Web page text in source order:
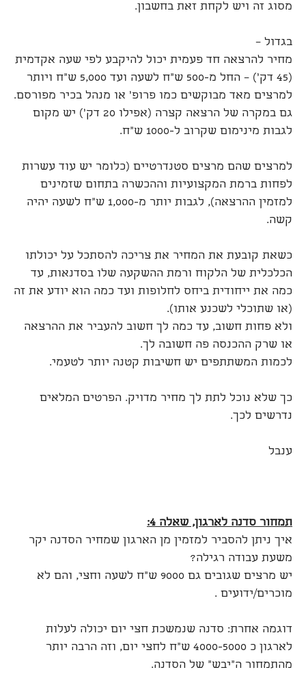
מסוג זה ויש לקחת זאת בחשבון.
בגדול –
מחיר להרצאה חד פעמית יכול להיקבע לפי שעה אקדמית
(45 דק') – החל מ-500 ש"ח לשעה ועד 5,000 ש"ח ויותר
למרצים מאד מבוקשים כמו פרופ' או מנהל בכיר מפורסם.
גם במקרה של הרצאה קצרה (אפילו 20 דק') יש מקום
לגבות מינימום שקרוב ל-1000 ש"ח.
למרצים שהם מרצים סטנדרטיים (כלומר יש עוד עשרות
לפחות ברמת המקצועיות וההכשרה בתחום שזמינים
למזמין ההרצאה), לגבות יותר מ-1,000 ש"ח לשעה יהיה
קשה.
כשאת קובעת את המחיר את צריכה להסתכל על יכולתו
הכלכלית של הלקוח ורמת ההשקעה שלו בסדנאות, עד
כמה את ייחודית ביחס לחלופות ועד כמה הוא יודע את זה
(או שתוכלי לשכנע אותו).
ולא פחות חשוב, עד כמה לך חשוב להעביר את ההרצאה
או שרק ההכנסה פה חשובה לך.
לכמות המשתתפים יש חשיבות קטנה יותר לטעמי.
כך שלא נוכל לתת לך מחיר מדויק. הפרטים המלאים
נדרשים לכך.
ענבל
תמחור סדנה לארגון, שאלה 4:
איך ניתן להסביר למזמין מן הארגון שמחיר הסדנה יקר
משעת עבודה רגילה?
יש מרצים שגובים גם 9000 ש"ח לשעה וחצי, והם לא
מוכרים/ידועים .
דוגמה אחרת: סדנה שנמשכת חצי יום יכולה לעלות
לארגון כ 4000-5000 ש"ח לחצי יום, וזה הרבה יותר
מהתמחור ה"יבש" של הסדנה.